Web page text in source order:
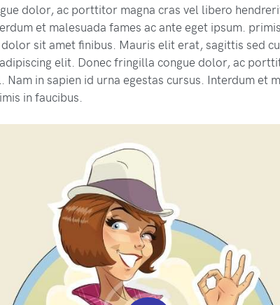
dolor, ac porttitor magna cras vel libero
et malesuada fames ac ante eget ipsum.
sit amet finibus. Mauris elit erat, sagittis sed
elit. Donec fringilla congue dolor, ac
in sapien id urna egestas cursus. Interdum et
in faucibus.